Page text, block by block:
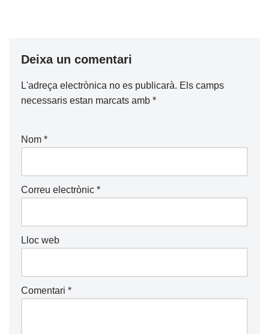
Deixa un comentari
L'adreça electrònica no es publicarà. Els camps
necessaris estan marcats amb *
Nom *
Correu electrònic *
Lloc web
Comentari *